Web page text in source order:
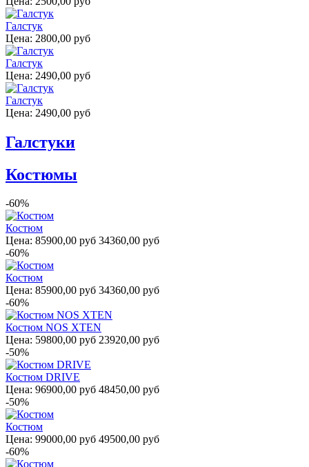
Галстук
Цена: 2800,00 руб
Галстук
Цена: 2490,00 руб
Галстук
Цена: 2490,00 руб
Галстуки
Костюмы
-60%
Костюм
Цена: 85900,00 руб 34360,00 руб
-60%
Костюм
Цена: 85900,00 руб 34360,00 руб
-60%
Костюм NOS XTEN
Цена: 59800,00 руб 23920,00 руб
-50%
Костюм DRIVE
Цена: 96900,00 руб 48450,00 руб
-50%
Костюм
Цена: 99000,00 руб 49500,00 руб
-60%